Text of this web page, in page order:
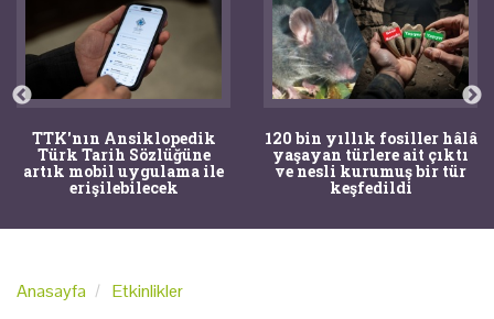
TTK'nın Ansiklopedik
Türk Tarih Sözlüğüne
artık mobil uygulama ile
erişilebilecek
120 bin yıllık fosiller hâlâ
yaşayan türlere ait çıktı
ve nesli kurumuş bir tür
keşfedildi
Anasayfa Etkinlikler